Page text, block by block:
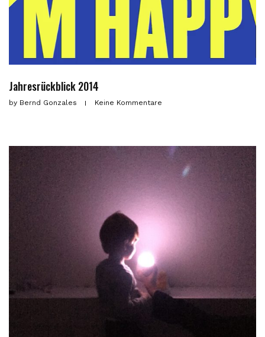
Jahresrückblick 2014
by Bernd Gonzales Keine Kommentare